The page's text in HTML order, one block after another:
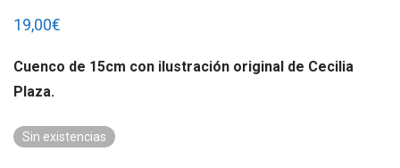
19,00€
Cuenco de 15cm con ilustración original de Cecilia
Plaza.
Sin existencias